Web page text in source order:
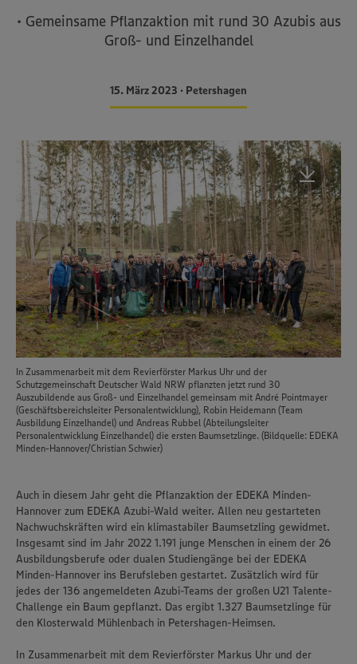
• Gemeinsame Pflanzaktion mit rund 30 Azubis aus
Groß- und Einzelhandel
15. März 2023 • Petershagen
In Zusammenarbeit mit dem Revierförster Markus Uhr und der
Schutzgemeinschaft Deutscher Wald NRW pflanzten jetzt rund 30
Auszubildende aus Groß- und Einzelhandel gemeinsam mit André Pointmayer
(Geschäftsbereichsleiter Personalentwicklung), Robin Heidemann (Team
Ausbildung Einzelhandel) und Andreas Rubbel (Abteilungsleiter
Personalentwicklung Einzelhandel) die ersten Baumsetzlinge. (Bildquelle: EDEKA
Minden-Hannover/Christian Schwier)
Auch in diesem Jahr geht die Pflanzaktion der EDEKA Minden-
Hannover zum EDEKA Azubi-Wald weiter. Allen neu gestarteten
Nachwuchskräften wird ein klimastabiler Baumsetzling gewidmet.
Insgesamt sind im Jahr 2022 1.191 junge Menschen in einem der 26
Ausbildungsberufe oder dualen Studiengänge bei der EDEKA
Minden-Hannover ins Berufsleben gestartet. Zusätzlich wird für
jedes der 136 angemeldeten Azubi-Teams der großen U21 Talente-
Challenge ein Baum gepflanzt. Das ergibt 1.327 Baumsetzlinge für
den Klosterwald Mühlenbach in Petershagen-Heimsen.
In Zusammenarbeit mit dem Revierförster Markus Uhr und der